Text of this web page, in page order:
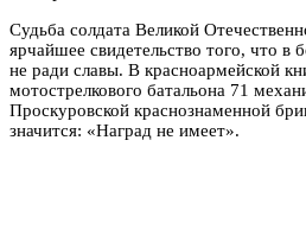
Судьба солдата Великой
ярчайшее свидетельство того, что
не ради славы. В красноармейской
мотострелкового батальона 71
Проскуровской краснознаменной
значится: «Наград не имеет».